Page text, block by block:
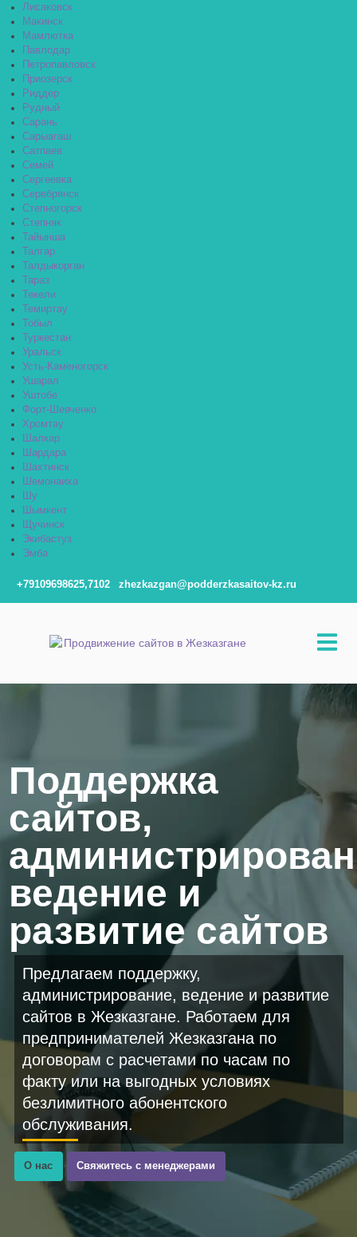
Лисаковск
Макинск
Мамлютка
Павлодар
Петропавловск
Приозерск
Риддер
Рудный
Сарань
Сарыагаш
Сатпаев
Семей
Сергеевка
Серебрянск
Степногорск
Степняк
Тайынша
Талгар
Талдыкорган
Тараз
Текели
Темиртау
Тобыл
Туркестан
Уральск
Усть-Каменогорск
Ушарал
Уштобе
Форт-Шевченко
Хромтау
Шалкар
Шардара
Шахтинск
Шемонаиха
Шу
Шымкент
Щучинск
Экибастуз
Эмба
+79109698625,7102 zhezkazgan@podderzkasaitov-kz.ru
Поддержка
сайтов,
ведение и
развитие сайтов
Предлагаем поддержку,
администрирование, ведение и развитие
сайтов в Жезказгане. Работаем для
предпринимателей Жезказгана по
договорам с расчетами по часам по
факту или на выгодных условиях
безлимитного абонентского
обслуживания.
О нас Свяжитесь с менеджерами